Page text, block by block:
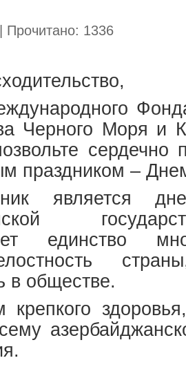
Прочитано: 1336
Черного Моря и
сердечно
праздником –
является
единство
в обществе.